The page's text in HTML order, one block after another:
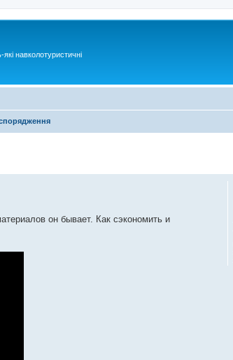
навколотуристичні
он бывает. Как сэкономить и